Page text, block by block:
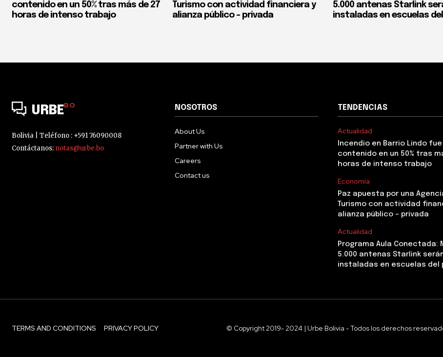
contenido en un 50% tras más de 27
horas de intenso trabajo
Turismo con actividad financiera y
alianza público – privada
5.000 antenas Starlink
instaladas en escuelas
URBEBO
Bolivia | Teléfono : +591 76090008
Contáctanos: notas@urbe.bo
NOSOTROS
About Us
Partner with Us
Careers
Contact us
TENDENCIAS
Actualidad
Incendio en Barrio Lindo fue
contenido en un 50% tras
horas de intenso trabajo
Economía
Paz apuesta por una
Turismo con actividad
alianza público – privada
Actualidad
Programa Aula Conectada:
5.000 antenas Starlink
instaladas en escuelas del
TERMS AND CONDITIONS PRIVACY POLICY © Copyright 2019- 2024 | Urbe Bolivia - Todos los derechos